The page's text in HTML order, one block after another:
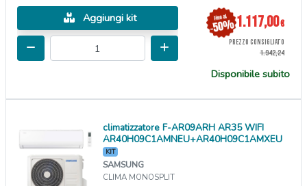
Aggiungi kit 1.117,00€
PREZZO CONSIGLIATO
1.942,24
Disponibile subito
climatizzatore F-AR09ARH AR35 WIFI
AR40H09C1AMNEU+AR40H09C1AMXEU
KIT
SAMSUNG
CLIMA MONOSPLIT